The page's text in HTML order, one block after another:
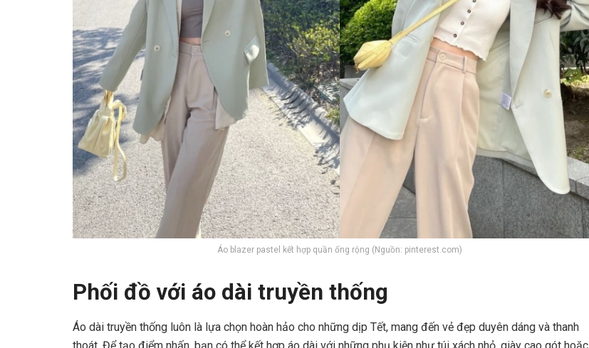
Áo blazer pastel kết hợp quần ống rộng (Nguồn: pinterest.com)
Phối đồ với áo dài truyền thống
Áo dài truyền thống luôn là lựa chọn hoàn hảo cho những dịp Tết, mang đến vẻ đẹp duyên dáng và thanh